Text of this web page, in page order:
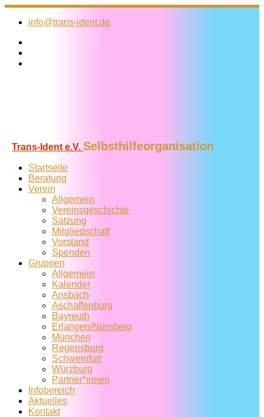
Zum
Inhalt
info@trans-ident.de
Trans-Ident e.V. Selbsthilfeorganisation
Startseite
Beratung
Verein
Allgemein
Vereins­geschichte
Satzung
Mitglied­schaft
Vorstand
Spenden
Gruppen
Allgemein
Kalender
Ansbach
Aschaffenburg
Bayreuth
Erlangen/Nürnberg
München
Regensburg
Schweinfurt
Würzburg
Partner*innen
Infobereich
Aktuelles
Kontakt